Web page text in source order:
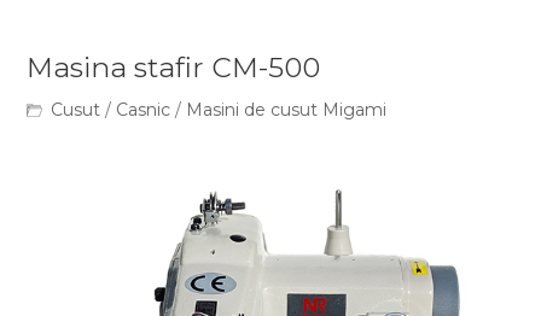
Masina stafir CM-500
Cusut / Casnic / Masini de cusut Migami